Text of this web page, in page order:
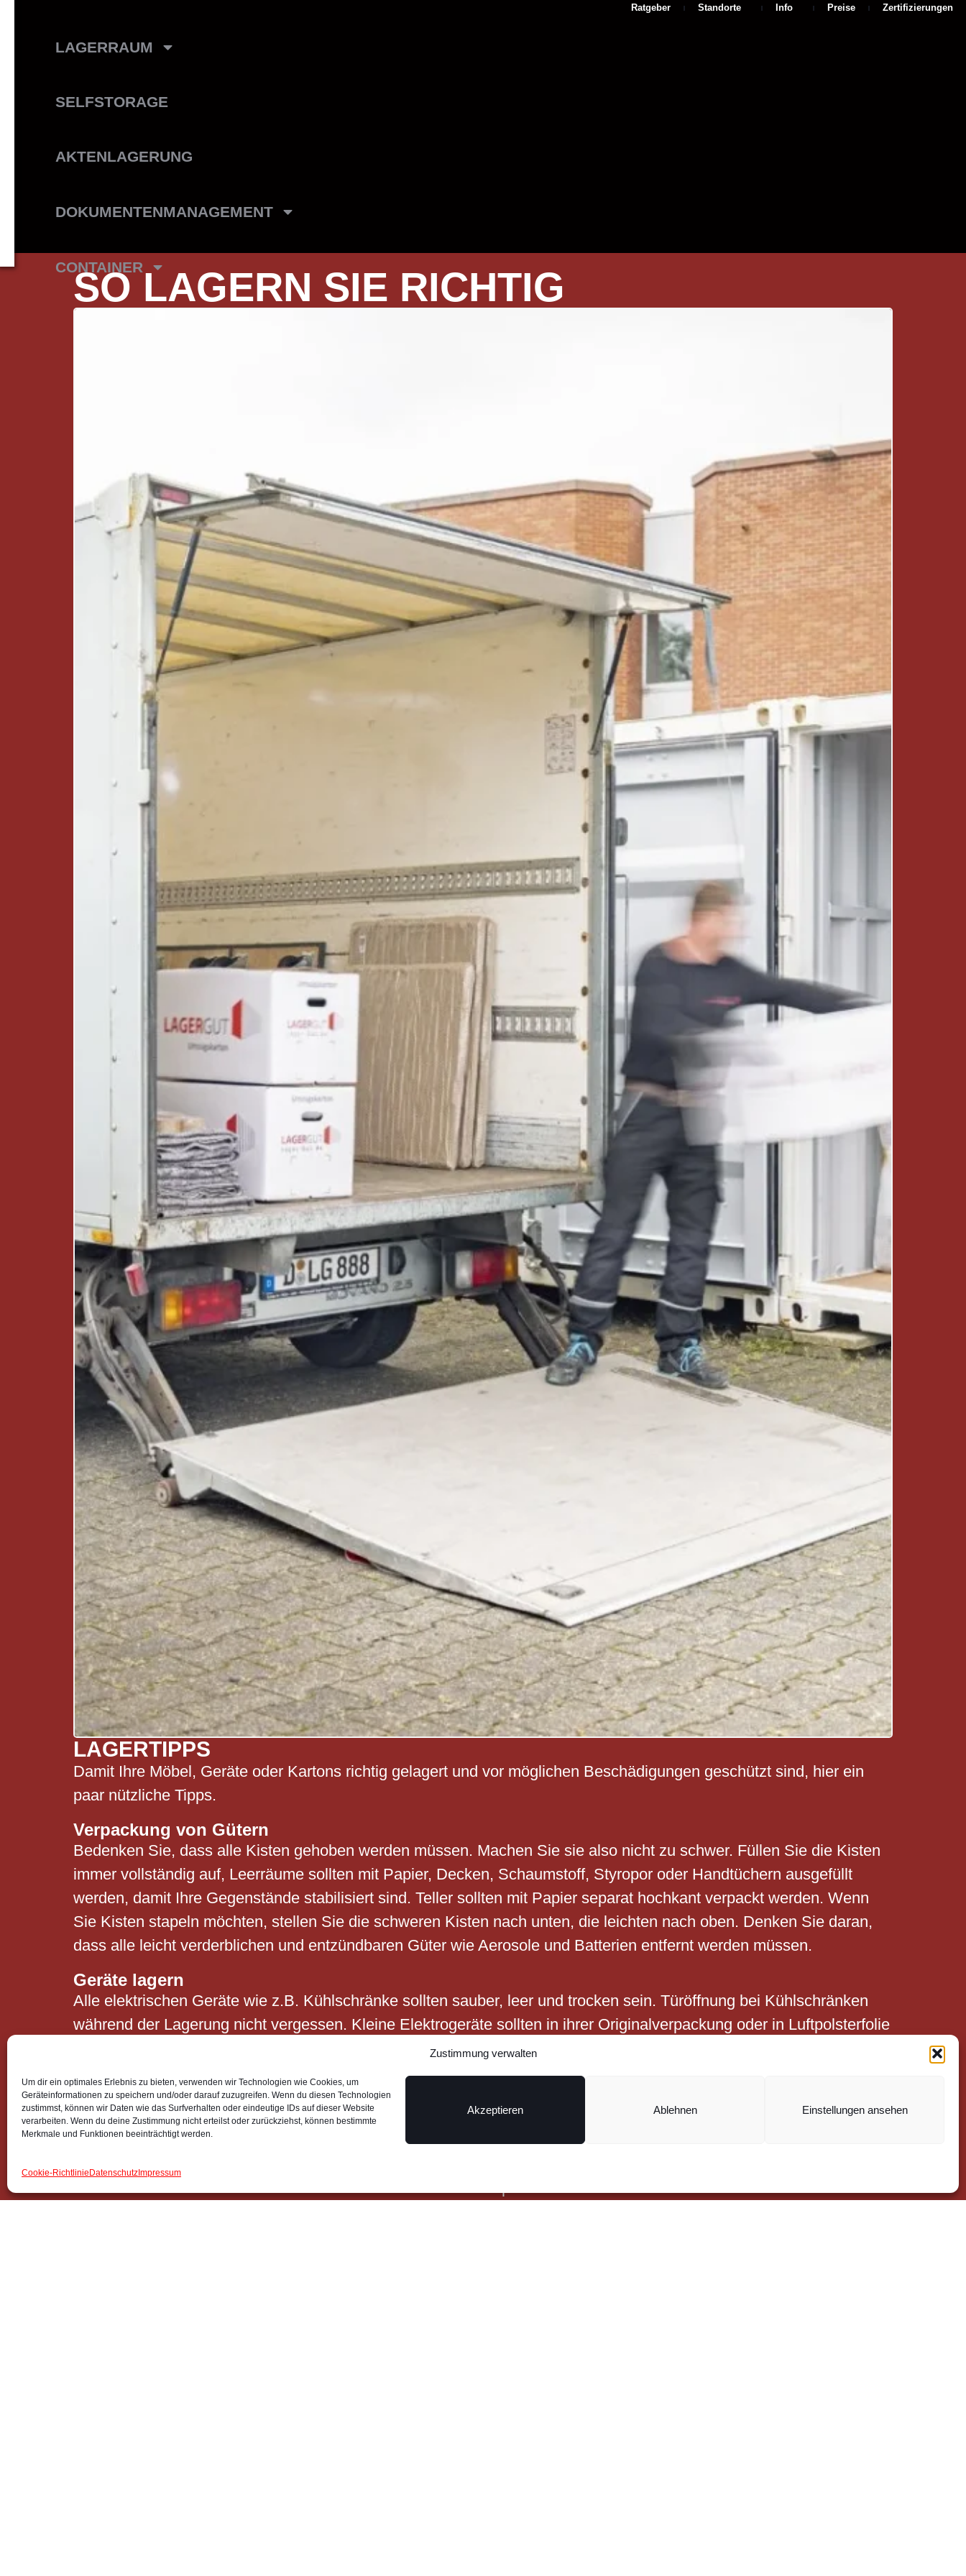
Zustimmung verwalten
Um dir ein optimales Erlebnis zu bieten, verwenden wir Technologien wie Cookies, um
Geräteinformationen zu speichern und/oder darauf zuzugreifen. Wenn du diesen Technologien
zustimmst, können wir Daten wie das Surfverhalten oder eindeutige IDs auf dieser Website
verarbeiten. Wenn du deine Zustimmung nicht erteilst oder zurückziehst, können bestimmte
Merkmale und Funktionen beeinträchtigt werden.
Akzeptieren Ablehnen Einstellungen ansehen
Cookie-Richtlinie Datenschutz Impressum
LAGERRAUM
SELFSTORAGE
AKTENLAGERUNG
DOKUMENTENMANAGEMENT
CONTAINER
Ratgeber Standorte Info Preise Zertifizierungen
SO LAGERN SIE RICHTIG
LAGERTIPPS
Damit Ihre Möbel, Geräte oder Kartons richtig gelagert und vor möglichen Beschädigungen geschützt sind, hier ein
paar nützliche Tipps.
Verpackung von Gütern
Bedenken Sie, dass alle Kisten gehoben werden müssen. Machen Sie sie also nicht zu schwer. Füllen Sie die Kisten
immer vollständig auf, Leerräume sollten mit Papier, Decken, Schaumstoff, Styropor oder Handtüchern ausgefüllt
werden, damit Ihre Gegenstände stabilisiert sind. Teller sollten mit Papier separat hochkant verpackt werden. Wenn
Sie Kisten stapeln möchten, stellen Sie die schweren Kisten nach unten, die leichten nach oben. Denken Sie daran,
dass alle leicht verderblichen und entzündbaren Güter wie Aerosole und Batterien entfernt werden müssen.
Geräte lagern
Alle elektrischen Geräte wie z.B. Kühlschränke sollten sauber, leer und trocken sein. Türöffnung bei Kühlschränken
während der Lagerung nicht vergessen. Kleine Elektrogeräte sollten in ihrer Originalverpackung oder in Luftpolsterfolie
Luftpolsterfolie
Zum Schutz von Bildern, Fotos und zerbrechlichen Gegenständen.
Klebeband